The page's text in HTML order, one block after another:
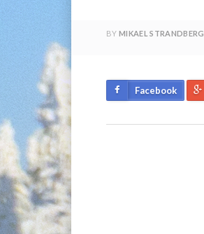
BY MIKAEL STRANDBERG
Facebook